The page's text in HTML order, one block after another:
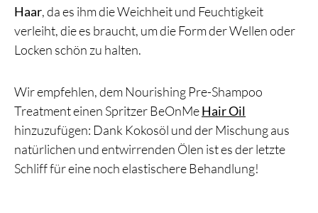
Haar, da es ihm die Weichheit und Feuchtigkeit
verleiht, die es braucht, um die Form der Wellen oder
Locken schön zu halten.
Wir empfehlen, dem Nourishing Pre-Shampoo
Treatment einen Spritzer BeOnMeHair Oil
hinzuzufügen: Dank Kokosöl und der Mischung aus
natürlichen und entwirrenden Ölen ist es der letzte
Schliff für eine noch elastischere Behandlung!